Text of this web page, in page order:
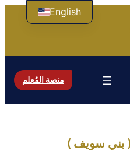
منصة المُعلم
بني سويف)
English